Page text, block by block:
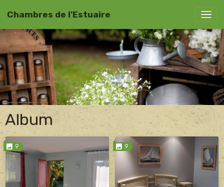
Chambres de l'Estuaire
Album
9 9